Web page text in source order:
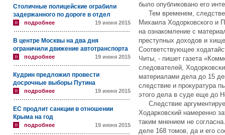
Столичные полицейские ограбили
задержанного по дороге в отдел
подробнее 19 июня 2015
В центре Москвы на два дня
ограничили движение автотранспорта
подробнее 19 июня 2015
Кудрин предложил провести
досрочные выборы Путина
подробнее 19 июня 2015
ЕС продлит санкции в отношении
Крыма на год
подробнее 19 июня 2015
было опубликовано его
Тем временем,
Михаила Ходорковского и
на ознакомление с
преступных доходов и
Соответствующее
Читы, - пишет газета
следователей,
материалами дела до 15
следствие и прокуратура
этого дела в суде еще до
Следствие
Ходарковский намеренно
таким мнением не
деле 168 томов, да и его